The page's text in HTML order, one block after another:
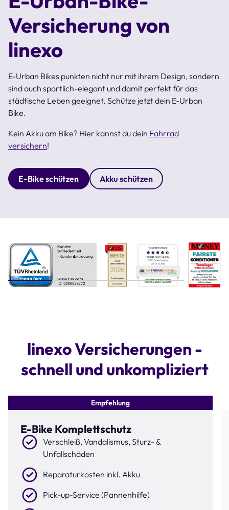
Versicherung von
linexo
E-Urban Bikes punkten nicht nur mit ihrem Design, sondern
sind auch sportlich-elegant und damit perfekt für das
städtische Leben geeignet. Schütze jetzt dein E-Urban
Bike.
Kein Akku am Bike? Hier kannst du dein Fahrrad
versichern!
E-Bike schützen Akku schützen
Step 1 of 4
linexo Versicherungen -
schnell und unkompliziert
Empfehlung
E-Bike Komplettschutz
Verschleiß, Vandalismus, Sturz- &
Unfallschäden
Reparaturkosten inkl. Akku
Pick-up-Service (Pannenhilfe)